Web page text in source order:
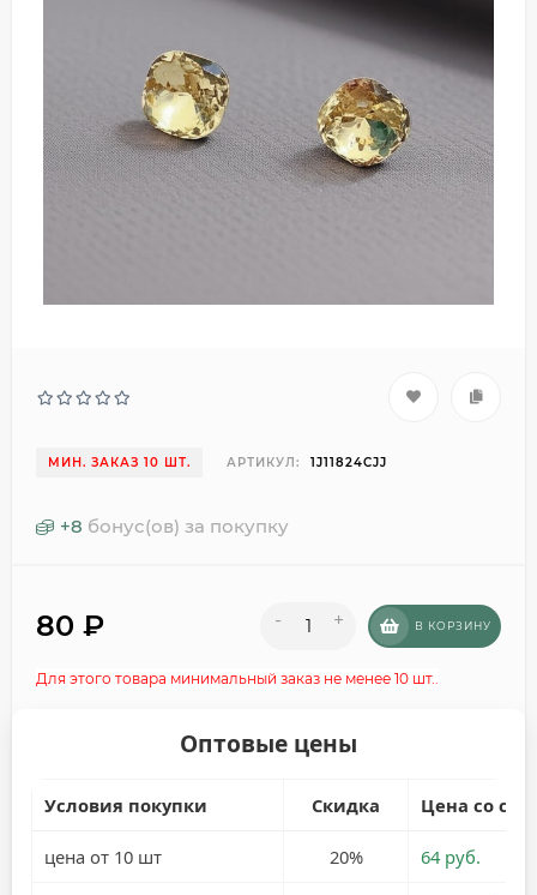
МИН. ЗАКАЗ 10 ШТ. АРТИКУЛ: 1J11824CJJ
+8 бонус(ов) за покупку
80 ₽ - + В КОРЗИНУ
Для этого товара минимальный заказ не менее 10 шт..
Оптовые цены
Условия покупки Скидка Цена со
цена от 10 шт 20% 64 руб.